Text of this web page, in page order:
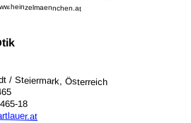
/ Steiermark, Österreich
18